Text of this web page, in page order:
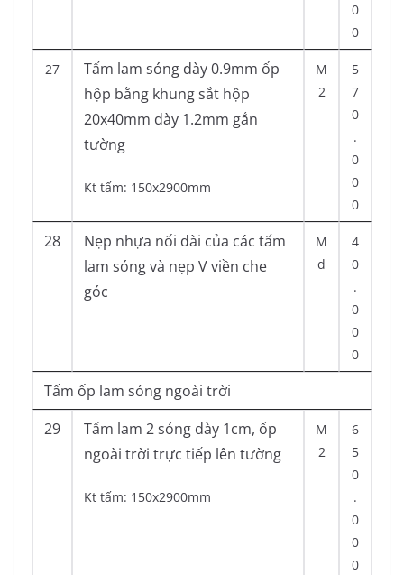
0
0
27
Tấm lam sóng dày 0.9mm ốp
hộp bằng khung sắt hộp
20x40mm dày 1.2mm gắn
tường
Kt tấm: 150x2900mm
M
2
5
7
0
.
0
0
0
28
Nẹp nhựa nối dài của các tấm
lam sóng và nẹp V viền che
góc
M
d
4
0
.
0
0
0
Tấm ốp lam sóng ngoài trời
29
Tấm lam 2 sóng dày 1cm, ốp
ngoài trời trực tiếp lên tường
Kt tấm: 150x2900mm
M
2
6
5
0
.
0
0
0